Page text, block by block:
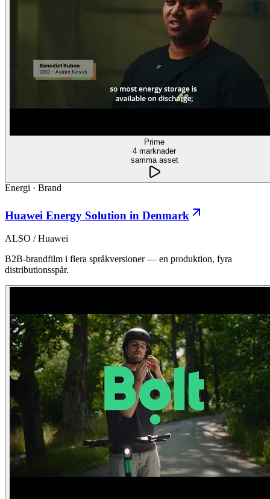
Prime
4 marknader
samma asset
Energi · Brand
Huawei Energy Solution in Denmark
ALSO / Huawei
B2B-brandfilm i flera språkversioner — en produktion, fyra
distributionsspår.